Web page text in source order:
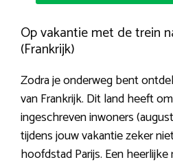
Op vakantie met de trein
(Frankrijk)
Zodra je onderweg bent
van Frankrijk. Dit land heeft
ingeschreven inwoners
tijdens jouw vakantie zeker
hoofdstad Parijs. Een